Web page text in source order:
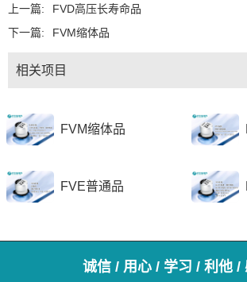
上一篇:
FVD高压长寿命品
下一篇:
FVM缩体品
相关项目
FVM缩体品
FVE普通品
诚信 / 用心 / 学习 / 利他 /